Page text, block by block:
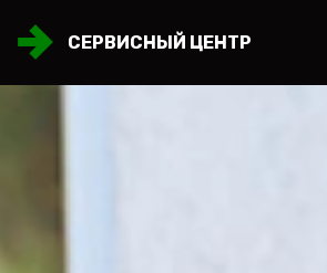
СЕРВИСНЫЙ ЦЕНТР